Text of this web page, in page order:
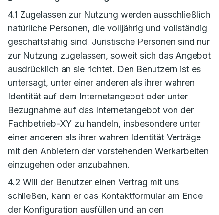
4.1 Zugelassen zur Nutzung werden ausschließlich
natürliche Personen, die volljährig und vollständig
geschäftsfähig sind. Juristische Personen sind nur
zur Nutzung zugelassen, soweit sich das Angebot
ausdrücklich an sie richtet. Den Benutzern ist es
untersagt, unter einer anderen als ihrer wahren
Identität auf dem Internetangebot oder unter
Bezugnahme auf das Internetangebot von der
Fachbetrieb-XY zu handeln, insbesondere unter
einer anderen als ihrer wahren Identität Verträge
mit den Anbietern der vorstehenden Werkarbeiten
einzugehen oder anzubahnen.
4.2 Will der Benutzer einen Vertrag mit uns
schließen, kann er das Kontaktformular am Ende
der Konfiguration ausfüllen und an den